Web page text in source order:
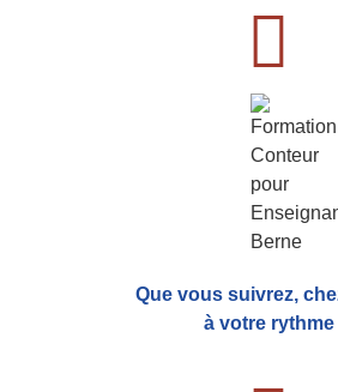
Que vous suivrez,
à votre rythme